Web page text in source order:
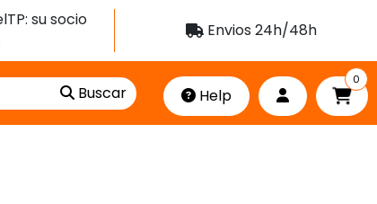
su socio
Envios 24h/48h
Buscar Help
0